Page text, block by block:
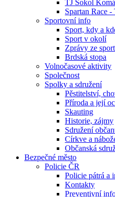
TJ Sokol
Spartan Race
Sportovní info
Sport, kdy a
Sport v okolí
Zprávy ze
Brdská stopa
Volnočasové aktivity
Společnost
Spolky a sdružení
Pěstitelství,
Příroda a její
Skauting
Historie, zájmy
Sdružení
Církve a
Občanská
Bezpečné město
Policie ČR
Policie pátrá a
Kontakty
Preventivní